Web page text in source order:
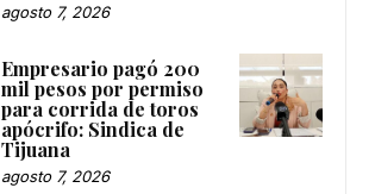
agosto 7, 2026
Empresario pagó 200
mil pesos por permiso
para corrida de toros
apócrifo: Sindica de
Tijuana
agosto 7, 2026